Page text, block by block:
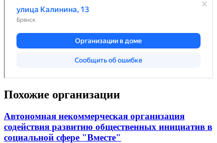
Похожие организации
Автономная некоммерческая организация
содействия развитию общественных инициатив в
социальной сфере "Вместе"